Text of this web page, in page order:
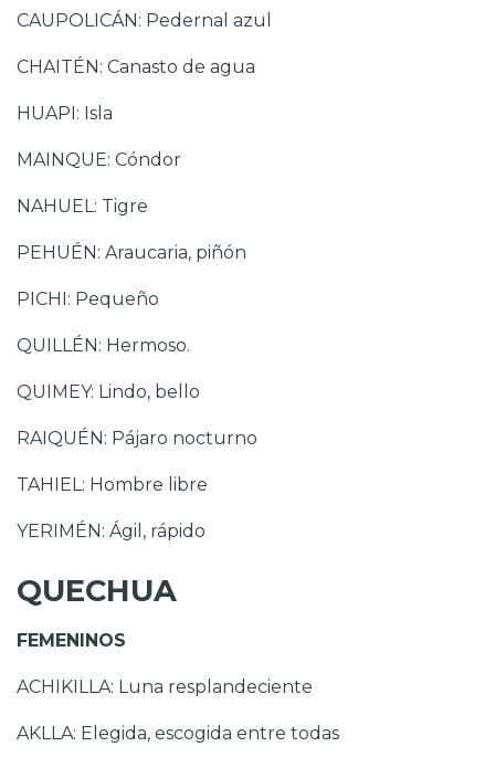
CAUPOLICÁN: Pedernal azul
CHAITÉN: Canasto de agua
HUAPI: Isla
MAINQUE: Cóndor
NAHUEL: Tigre
PEHUÉN: Araucaria, piñón
PICHI: Pequeño
QUILLÉN: Hermoso.
QUIMEY: Lindo, bello
RAIQUÉN: Pájaro nocturno
TAHIEL: Hombre libre
YERIMÉN: Ágil, rápido
QUECHUA
FEMENINOS
ACHIKILLA: Luna resplandeciente
AKLLA: Elegida, escogida entre todas